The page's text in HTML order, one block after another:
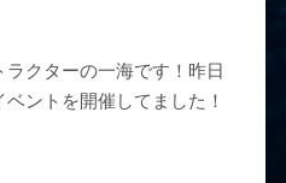
クターの一海です！昨日
ントを開催してました！